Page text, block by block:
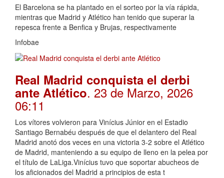
El Barcelona se ha plantado en el sorteo por la vía rápida,
mientras que Madrid y Atlético han tenido que superar la
repesca frente a Benfica y Brujas, respectivamente
Infobae
Real Madrid conquista el derbi
ante Atlético. 23 de Marzo, 2026
06:11
Los vítores volvieron para Vinícius Júnior en el Estadio
Santiago Bernabéu después de que el delantero del Real
Madrid anotó dos veces en una victoria 3-2 sobre el Atlético
de Madrid, manteniendo a su equipo de lleno en la pelea por
el título de LaLiga.Vinícius tuvo que soportar abucheos de
los aficionados del Madrid a principios de esta t